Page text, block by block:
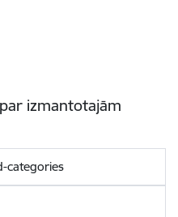
izmantotajām
categories